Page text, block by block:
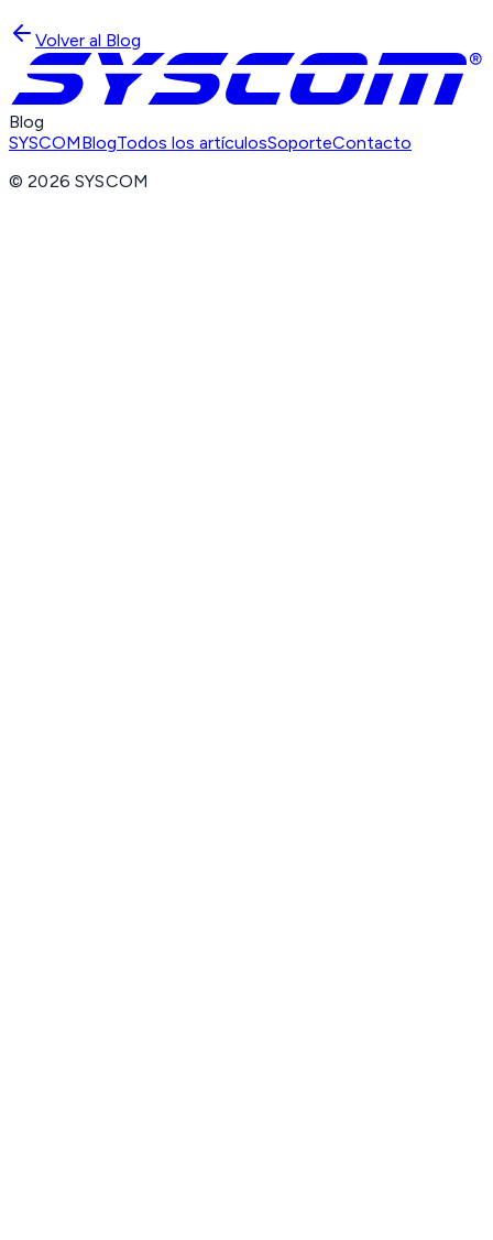
Volver al Blog
Blog
SYSCOMBlogTodos los artículosSoporteContacto
©2026 SYSCOM